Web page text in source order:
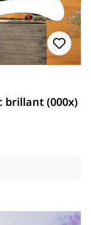
brillant (000x)